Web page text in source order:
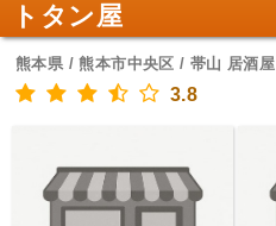
トタン屋
熊本県 / 熊本市中央区 / 帯山 居酒屋
3.8